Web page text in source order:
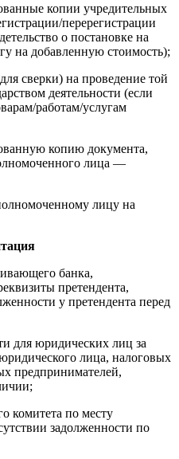
копии учредительных
перерегистрации
о постановке на
на добавленную стоимость);
сверки) на проведение той
деятельности (если
работам/услугам
копию документа,
лица —
лицу на
банка,
претендента,
у претендента перед
для юридических лиц за
лица, налоговых
предпринимателей,
комитета по месту
задолженности по